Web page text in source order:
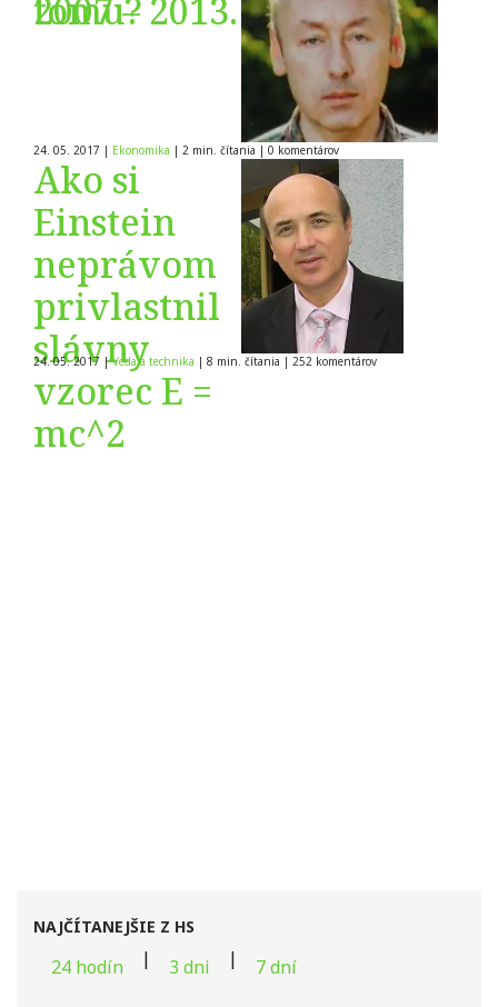
2007 – 2013.
tomu?
24. 05. 2017 | Ekonomika | 2 min. čítania | 0 komentárov
Ako si
Einstein
neprávom
privlastnil
slávny
vzorec E =
mc^2
24. 05. 2017 | Veda a technika | 8 min. čítania | 252 komentárov
NAJČÍTANEJŠIE Z HS
24 hodín | 3 dni | 7 dní